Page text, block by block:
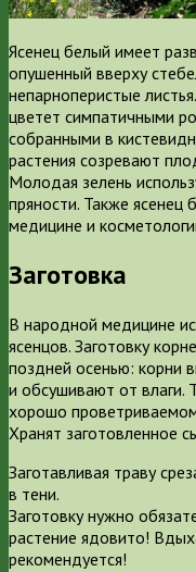
Ясенец белый имеет
опушенный вверху
непарноперистые
цветет симпатичными
собранными в
растения созревают
Молодая зелень
пряности. Также ясенец
медицине и
Заготовка
В народной медицине
ясенцов. Заготовку
поздней осенью: корни
и обсушивают от влаги.
хорошо
Хранят заготовленное
Заготавливая траву
в тени.
Заготовку нужно
растение ядовито!
рекомендуется!